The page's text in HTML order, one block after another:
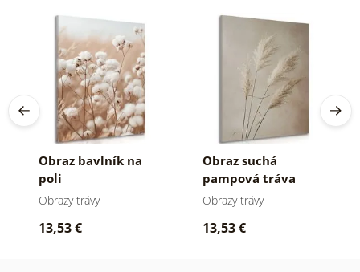
Obraz bavlník na
poli
Obrazy trávy
13,53 €
Obraz suchá
pampová tráva
Obrazy trávy
13,53 €